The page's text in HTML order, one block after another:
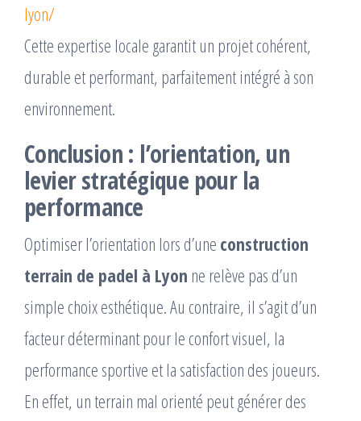
lyon/
Cette expertise locale garantit un projet cohérent,
durable et performant, parfaitement intégré à son
environnement.
Conclusion : l’orientation, un
levier stratégique pour la
performance
Optimiser l’orientation lors d’une construction
terrain de padel à Lyon ne relève pas d’un
simple choix esthétique. Au contraire, il s’agit d’un
facteur déterminant pour le confort visuel, la
performance sportive et la satisfaction des joueurs.
En effet, un terrain mal orienté peut générer des